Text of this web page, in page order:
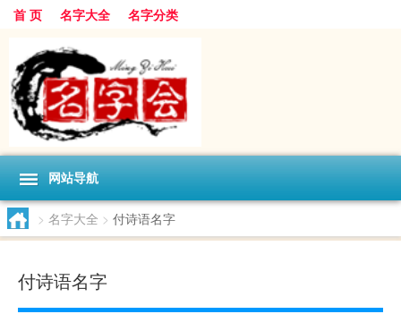
首 页 名字大全 名字分类
网站导航
> 名字大全 > 付诗语名字
付诗语名字